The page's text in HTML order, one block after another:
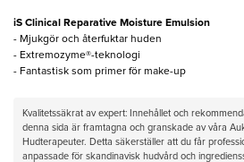
iS Clinical Reparative Moisture Emulsion
- Mjukgör och återfuktar huden
- Extremozyme®-teknologi
- Fantastisk som primer för make-up
Kvalitetssäkrat av expert: Innehållet och
denna sida är framtagna och granskade av våra
Hudterapeuter. Detta säkerställer att du får
anpassade för skandinavisk hudvård och